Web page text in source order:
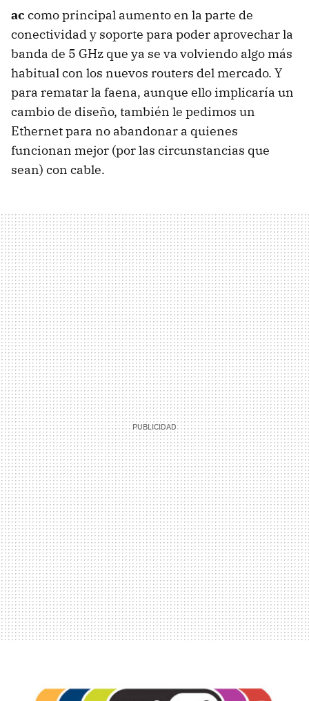
ac como principal aumento en la parte de
conectividad y soporte para poder aprovechar la
banda de 5 GHz que ya se va volviendo algo más
habitual con los nuevos routers del mercado. Y
para rematar la faena, aunque ello implicaría un
cambio de diseño, también le pedimos un
Ethernet para no abandonar a quienes
funcionan mejor (por las circunstancias que
sean) con cable.